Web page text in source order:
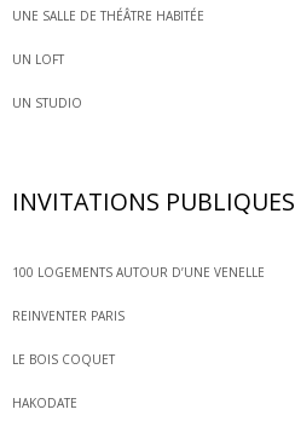
UNE SALLE DE THÉÂTRE HABITÉE
UN LOFT
UN STUDIO
INVITATIONS PUBLIQUES
100 LOGEMENTS AUTOUR D’UNE VENELLE
REINVENTER PARIS
LE BOIS COQUET
HAKODATE